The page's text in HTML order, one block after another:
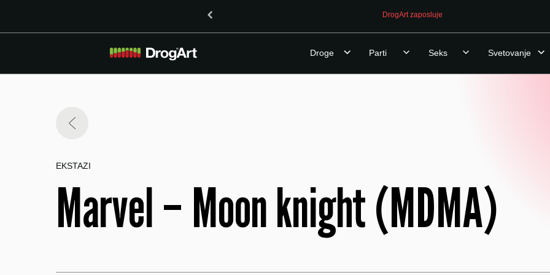
DrogArt zaposluje
Droge Parti Seks Svetovanje
EKSTAZI
Marvel – Moon knight (MDMA)